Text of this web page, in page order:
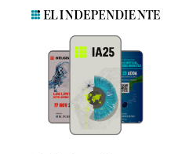
Quiénes somos
Especificaciones